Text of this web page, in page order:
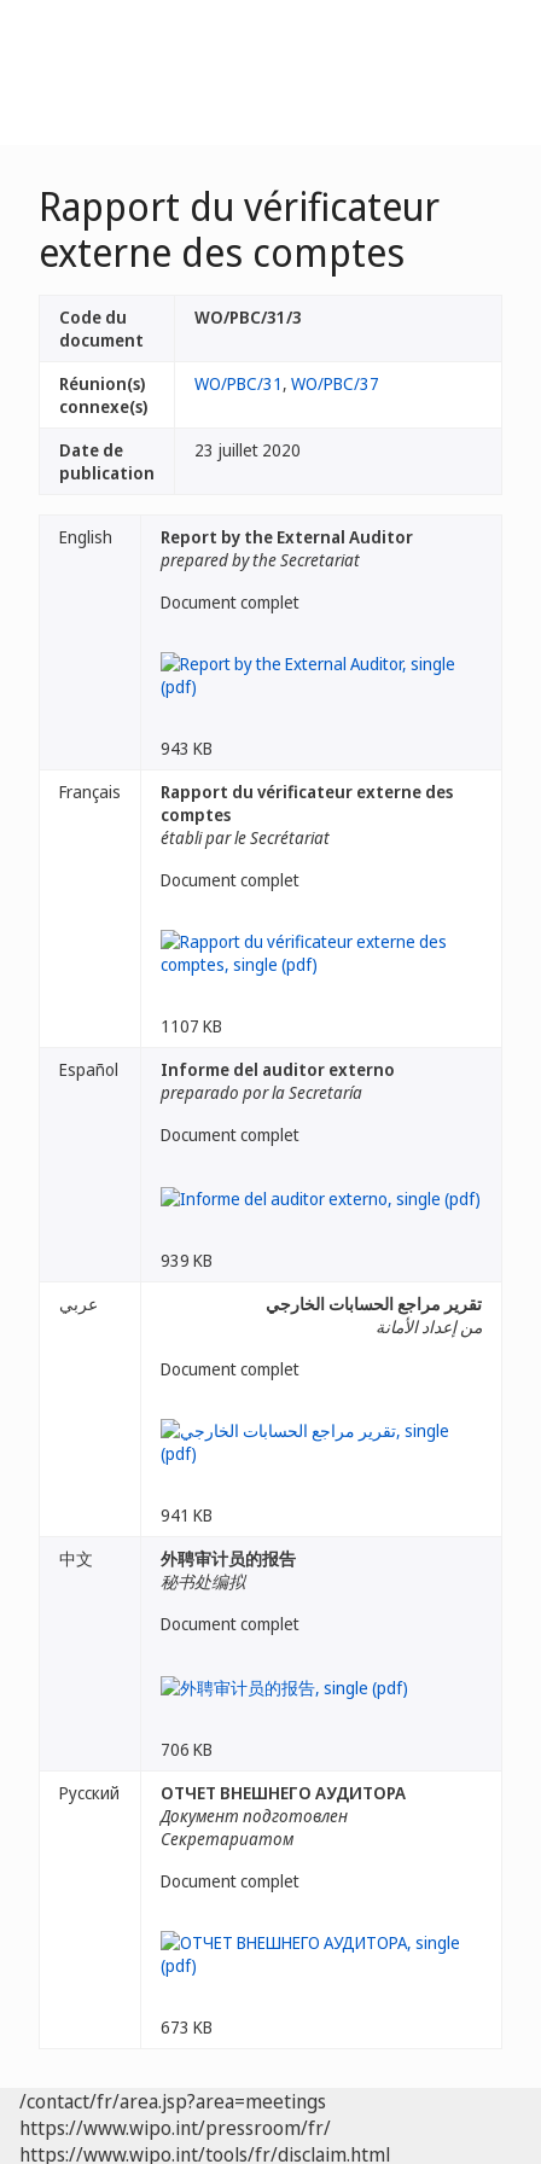
Rapport du vérificateur
externe des comptes
Code du
document
WO/PBC/31/3
Réunion(s)
connexe(s)
WO/PBC/31 , WO/PBC/37
Date de
publication
23 juillet 2020
English
Report by the External Auditor
prepared by the Secretariat
Document complet
943 KB
Français
Rapport du vérificateur externe des
comptes
établi par le Secrétariat
Document complet
1107 KB
Español
Informe del auditor externo
preparado por la Secretaría
Document complet
939 KB
عربي
تقرير مراجع الحسابات الخارجي
من إعداد الأمانة
Document complet
941 KB
中文
外聘审计员的报告
秘书处编拟
Document complet
706 KB
Русский
ОТЧЕТ ВНЕШНЕГО АУДИТОРА
Документ подготовлен
Секретариатом
Document complet
673 KB
/contact/fr/area.jsp?area=meetings
https://www.wipo.int/pressroom/fr/
https://www.wipo.int/tools/fr/disclaim.html